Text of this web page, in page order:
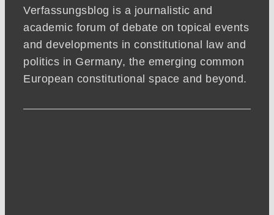
Verfassungsblog is a journalistic and
academic forum of debate on topical events
and developments in constitutional law and
politics in Germany, the emerging common
European constitutional space and beyond.